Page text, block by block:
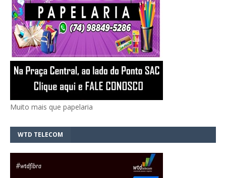
Muito mais que papelaria
WTD TELECOM